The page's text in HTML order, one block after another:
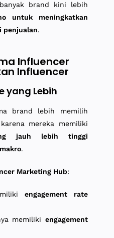
brand kini lebih
untuk meningkatkan
penjualan.
Influencer
Influencer
yang Lebih
brand lebih memilih
mereka memiliki
jauh lebih tinggi
.
Marketing Hub:
engagement rate
memiliki engagement